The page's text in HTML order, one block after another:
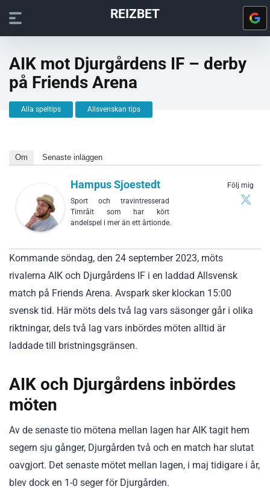
REIZBET
AIK mot Djurgårdens IF – derby
på Friends Arena
Alla speltips Allsvenskan tips
Om Senaste inläggen
Följ mig
Hampus Sjoestedt
Sport och travintresserad
Timråit som har kört
andelspel i mer än ett årtionde.
Kommande söndag, den 24 september 2023, möts
rivalerna AIK och Djurgårdens IF i en laddad Allsvensk
match på Friends Arena. Avspark sker klockan 15:00
svensk tid. Här möts dels två lag vars säsonger går i olika
riktningar, dels två lag vars inbördes möten alltid är
laddade till bristningsgränsen.
AIK och Djurgårdens inbördes
möten
Av de senaste tio mötena mellan lagen har AIK tagit hem
segern sju gånger, Djurgården två och en match har slutat
oavgjort. Det senaste mötet mellan lagen, i maj tidigare i år,
blev dock en 1-0 seger för Djurgården.